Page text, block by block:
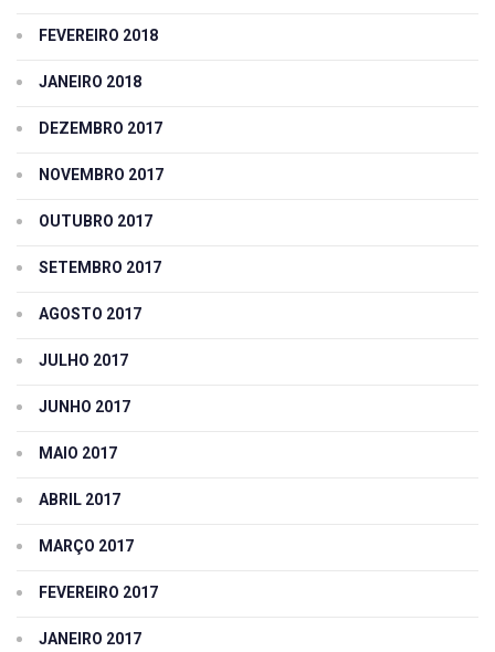
FEVEREIRO 2018
JANEIRO 2018
DEZEMBRO 2017
NOVEMBRO 2017
OUTUBRO 2017
SETEMBRO 2017
AGOSTO 2017
JULHO 2017
JUNHO 2017
MAIO 2017
ABRIL 2017
MARÇO 2017
FEVEREIRO 2017
JANEIRO 2017